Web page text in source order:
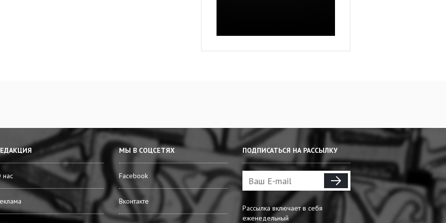
МЫ В СОЦСЕТЯХ
Facebook
Вконтакте
ПОДПИСАТЬСЯ НА РАССЫЛКУ
Рассылка включает в себя
еженедельный